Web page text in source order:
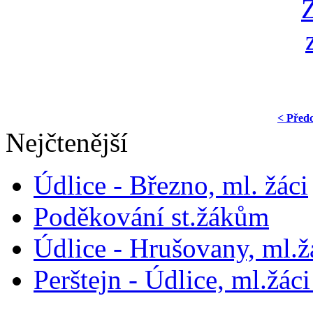
<
Nejčtenější
Údlice - Březno, ml. žáci
Poděkování st.žákům
Údlice - Hrušovany,
Perštejn - Údlice,